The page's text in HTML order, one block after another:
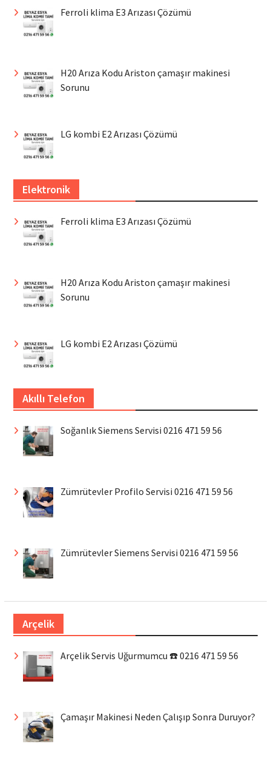
Ferroli klima E3 Arızası Çözümü
H20 Arıza Kodu Ariston çamaşır makinesi
Sorunu
LG kombi E2 Arızası Çözümü
Elektronik
Ferroli klima E3 Arızası Çözümü
H20 Arıza Kodu Ariston çamaşır makinesi
Sorunu
LG kombi E2 Arızası Çözümü
Akıllı Telefon
Soğanlık Siemens Servisi 0216 471 59 56
Zümrütevler Profilo Servisi 0216 471 59 56
Zümrütevler Siemens Servisi 0216 471 59 56
Arçelik
Arçelik Servis Uğurmumcu ☎️ 0216 471 59 56
Çamaşır Makinesi Neden Çalışıp Sonra Duruyor?